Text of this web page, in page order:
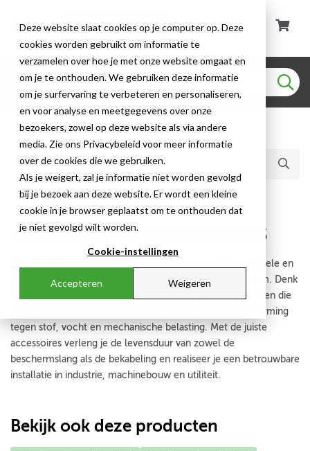
Deze website slaat cookies op je computer op. Deze
cookies worden gebruikt om informatie te
verzamelen over hoe je met onze website omgaat en
om je te onthouden. We gebruiken deze informatie
om je surfervaring te verbeteren en personaliseren,
en voor analyse en meetgegevens over onze
bezoekers, zowel op deze website als via andere
media. Zie ons Privacybeleid voor meer informatie
over de cookies die we gebruiken.
Als je weigert, zal je informatie niet worden gevolgd
bij je bezoek aan deze website. Er wordt een kleine
cookie in je browser geplaatst om te onthouden dat
je niet gevolgd wilt worden.
Cookie-instellingen
Accepteren Weigeren
Huidige producten (53)
Beschermslang
BESCHERMSLANG ACCESSOIRES
Beschermslang accessoires zorgen voor een veilige, stabiele en
professionele afwerking van je kabelbeschermingssysteem. Denk
aan eindstukken, afdichtingen en bevestigingscomponenten die
bijdragen aan een correcte montage en optimale bescherming
tegen stof, vocht en mechanische belasting. Met de juiste
accessoires verleng je de levensduur van zowel de
beschermslang als de bekabeling en realiseer je een betrouwbare
installatie in industrie, machinebouw en utiliteit.
Bekijk ook deze producten